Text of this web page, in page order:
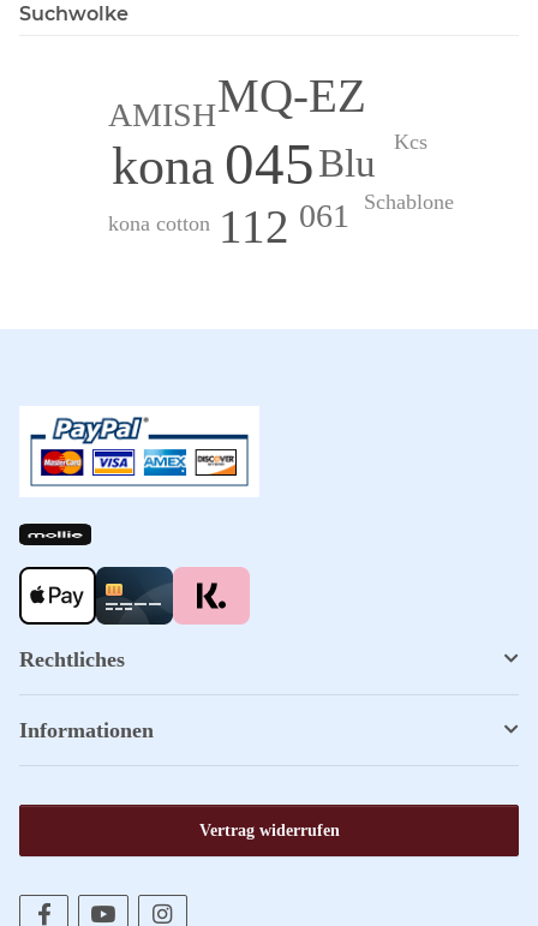
Suchwolke
045
kona
MQ-EZ
112
Blu
AMISH
061
Kcs
Schablone
kona cotton
Rechtliches
Informationen
Vertrag widerrufen